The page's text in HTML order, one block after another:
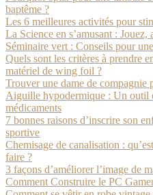
baptême ?
Les 6 meilleures activités pour
La Science en s’amusant : Jouez,
Séminaire vert : Conseils pour
Quels sont les critères à prendre
matériel de wing foil ?
Trouver une dame de compagnie
Aiguille hypodermique : Un outil
médicaments
7 bonnes raisons d’inscrire son
sportive
Chemisage de canalisation :
faire ?
3 façons d’améliorer l’image de
Comment Construire le PC